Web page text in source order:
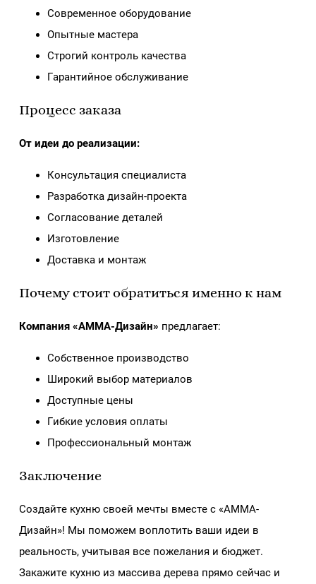
Современное оборудование
Опытные мастера
Строгий контроль качества
Гарантийное обслуживание
Процесс заказа
От идеи до реализации:
Консультация специалиста
Разработка дизайн-проекта
Согласование деталей
Изготовление
Доставка и монтаж
Почему стоит обратиться именно к нам
Компания «АММА-Дизайн» предлагает:
Собственное производство
Широкий выбор материалов
Доступные цены
Гибкие условия оплаты
Профессиональный монтаж
Заключение
Создайте кухню своей мечты вместе с «АММА-
Дизайн»! Мы поможем воплотить ваши идеи в
реальность, учитывая все пожелания и бюджет.
Закажите кухню из массива дерева прямо сейчас и